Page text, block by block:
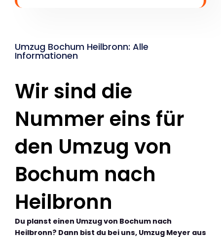
Umzug Bochum Heilbronn: Alle
Informationen
Wir sind die
Nummer eins für
den Umzug von
Bochum nach
Heilbronn
Du planst einen Umzug von Bochum nach
Heilbronn? Dann bist du bei uns, Umzug Meyer aus